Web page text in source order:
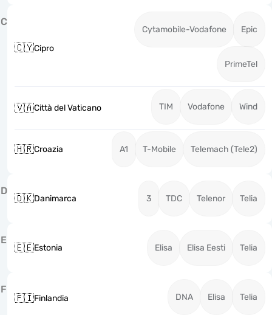
C
🇨🇾Cipro
Cytamobile-Vodafone Epic
PrimeTel
🇻🇦Città del Vaticano TIM Vodafone Wind
🇭🇷Croazia A1 T-Mobile Telemach (Tele2)
D
🇩🇰Danimarca 3 TDC Telenor Telia
E
🇪🇪Estonia Elisa Elisa Eesti Telia
F
🇫🇮Finlandia DNA Elisa Telia